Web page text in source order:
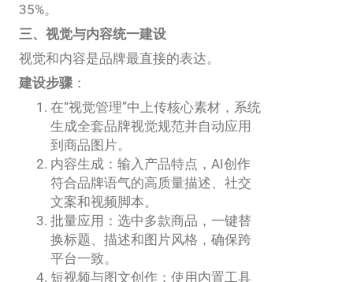
35%。
三、视觉与内容统一建设
视觉和内容是品牌最直接的表达。
建设步骤 ：
在“视觉管理”中上传核心素材，系统
生成全套品牌视觉规范并自动应用
到商品图片。
内容生成：输入产品特点，AI创作
符合品牌语气的高质量描述、社交
文案和视频脚本。
批量应用：选中多款商品，一键替
换标题、描述和图片风格，确保跨
平台一致。
短视频与图文创作：使用内置工具